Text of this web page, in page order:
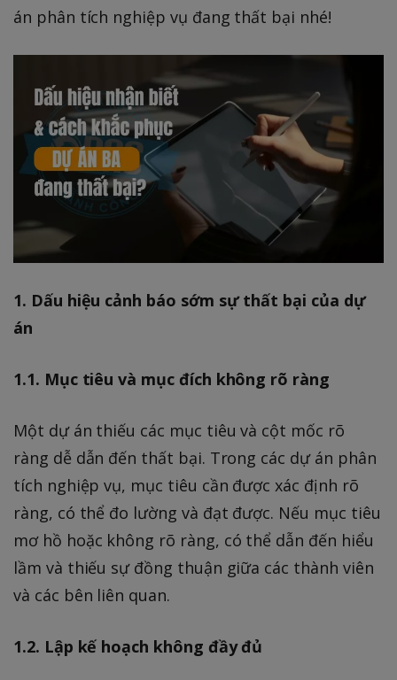
án phân tích nghiệp vụ đang thất bại nhé!
1. Dấu hiệu cảnh báo sớm sự thất bại của dự
án
1.1. Mục tiêu và mục đích không rõ ràng
Một dự án thiếu các mục tiêu và cột mốc rõ
ràng dễ dẫn đến thất bại. Trong các dự án phân
tích nghiệp vụ, mục tiêu cần được xác định rõ
ràng, có thể đo lường và đạt được. Nếu mục tiêu
mơ hồ hoặc không rõ ràng, có thể dẫn đến hiểu
lầm và thiếu sự đồng thuận giữa các thành viên
và các bên liên quan.
1.2. Lập kế hoạch không đầy đủ